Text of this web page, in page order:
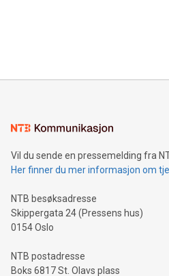
Vil du sende en pressemelding fra
Her finner du mer informasjon om
NTB besøksadresse
Skippergata 24 (Pressens hus)
0154 Oslo
NTB postadresse
Boks 6817 St. Olavs plass